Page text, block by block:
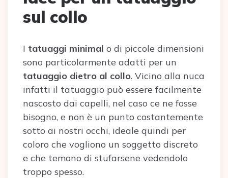
sul collo
I tatuaggi minimal o di piccole dimensioni
sono particolarmente adatti per un
tatuaggio dietro al collo. Vicino alla nuca
infatti il tatuaggio può essere facilmente
nascosto dai capelli, nel caso ce ne fosse
bisogno, e non è un punto costantemente
sotto ai nostri occhi, ideale quindi per
coloro che vogliono un soggetto discreto
e che temono di stufarsene vedendolo
troppo spesso.